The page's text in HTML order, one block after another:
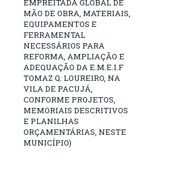
EMPREITADA GLOBAL DE
MÃO DE OBRA, MATERIAIS,
EQUIPAMENTOS E
FERRAMENTAL
NECESSÁRIOS PARA
REFORMA, AMPLIAÇÃO E
ADEQUAÇÃO DA E.M.E.I.F
TOMAZ Q. LOUREIRO, NA
VILA DE PACUJÁ,
CONFORME PROJETOS,
MEMORIAIS DESCRITIVOS
E PLANILHAS
ORÇAMENTÁRIAS, NESTE
MUNICÍPIO)